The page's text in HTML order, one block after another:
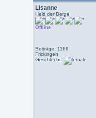
Lisanne
Held der Berge
Offline
Beiträge: 1166
Frickingen
Geschlecht: